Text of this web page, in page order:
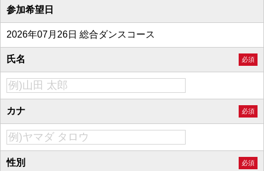
参加希望日
2026年07月26日 総合ダンスコース
氏名 必須
カナ 必須
性別 必須